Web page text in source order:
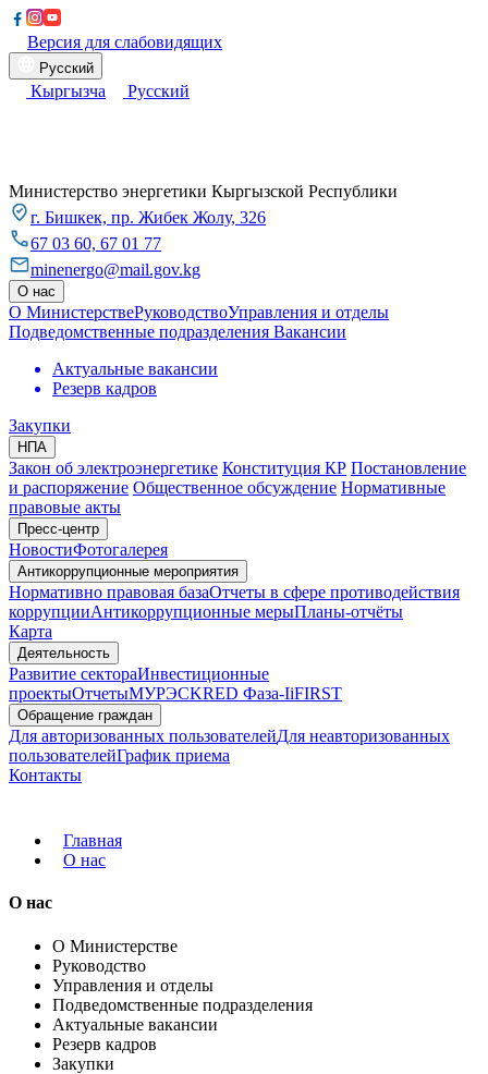
Версия для слабовидящих
Русский
Кыргызча Русский
Министерство энергетики Кыргызской Республики
​г. Бишкек, пр. Жибек Жолу, 326
67 03 60, 67 01 77
minenergo@mail.gov.kg
О нас
О МинистерствеРуководствоУправления и отделы
Подведомственные подразделения Вакансии
Актуальные вакансии
Резерв кадров
Закупки
НПА
Закон об электроэнергетике Конституция КР Постановление
и распоряжение Общественное обсуждение Нормативные
правовые акты
Пресс-центр
НовостиФотогалерея
Антикоррупционные мероприятия
Нормативно правовая базаОтчеты в сфере противодействия
коррупцииАнтикоррупционные мерыПланы-отчёты
Карта
Деятельность
Развитие сектораИнвестиционные
проектыОтчетыМУРЭСKRED Фаза-IiFIRST
Обращение граждан
Для авторизованных пользователейДля неавторизованных
пользователейГрафик приема
Контакты
Главная
О нас
О нас
О Министерстве
Руководство
Управления и отделы
Подведомственные подразделения
Актуальные вакансии
Резерв кадров
Закупки